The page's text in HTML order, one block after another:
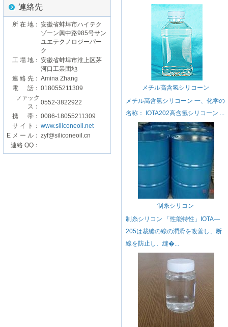
連絡先
所 在 地： 安徽省蚌埠市ハイテク
ゾーン興中路985号サン
ユエテクノロジーパー
ク
工 場 地： 安徽省蚌埠市淮上区茅
河口工業団地
連 絡 先： Amina Zhang
電 話： 018055211309
ファック
ス：
0552-3822922
携 帯： 0086-18055211309
サ イ ト： www.siliconeoil.net
E メ ー ル： zyf@siliconeoil.cn
連絡 QQ：
メチル高含氢シリコーン
メチル高含氢シリコーン 一、化学の
名称： IOTA202高含氢シリコーン ...
制糸シリコン
制糸シリコン 「性能特性」IOTA—
205は裁縫の線の潤滑を改善し、断
線を防止し、縫�...